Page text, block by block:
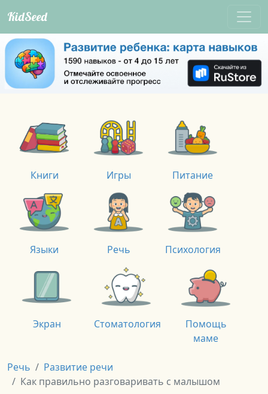
KidSeed
Книги Игры Питание
Языки Речь Психология
Экран Стоматология
Помощь
маме
Речь
Развитие речи
Как правильно разговаривать с малышом